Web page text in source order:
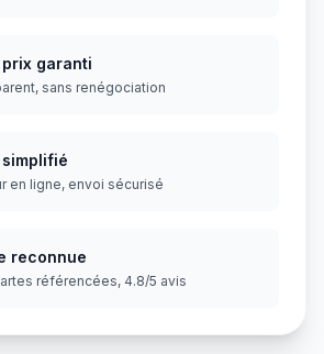
garanti
sans renégociation
en ligne, envoi sécurisé
reconnue
référencées, 4.8/5 avis